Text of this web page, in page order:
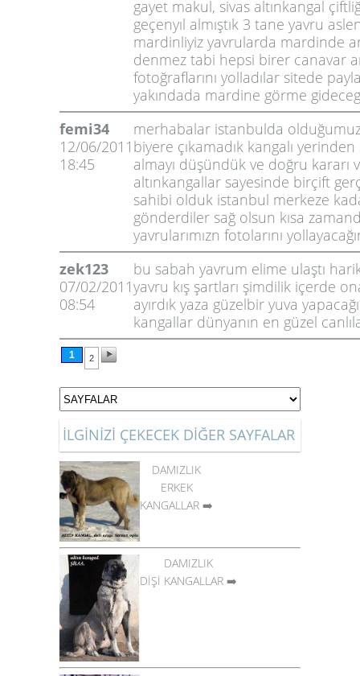
gayet makul, sivas altınkangal
geçenyıl almıştık 3 tane yavru
mardinliyiz yavrularda mardinde
denmez tabi hepsi birer canavar
fotoğraflarını yolladılar sitede
yakındada mardine görme
femi34
12/06/2011
18:45
merhabalar istanbulda
biyere çıkamadık kangalı
almayı düşündük ve doğru kararı
altınkangallar sayesinde birçift
sahibi olduk istanbul merkeze
gönderdiler sağ olsun kısa
yavrularımızn fotolarını
zek123
07/02/2011
08:54
bu sabah yavrum elime ulaştı
yavru kış şartları şimdilik içerde
ayırdık yaza güzelbir yuva
kangallar dünyanın en güzel
1 2
İLGİNİZİ ÇEKECEK DİĞER SAYFALAR
DAMIZLIK
ERKEK
KANGALLAR ➡️
DAMIZLIK
DİŞİ KANGALLAR ➡️